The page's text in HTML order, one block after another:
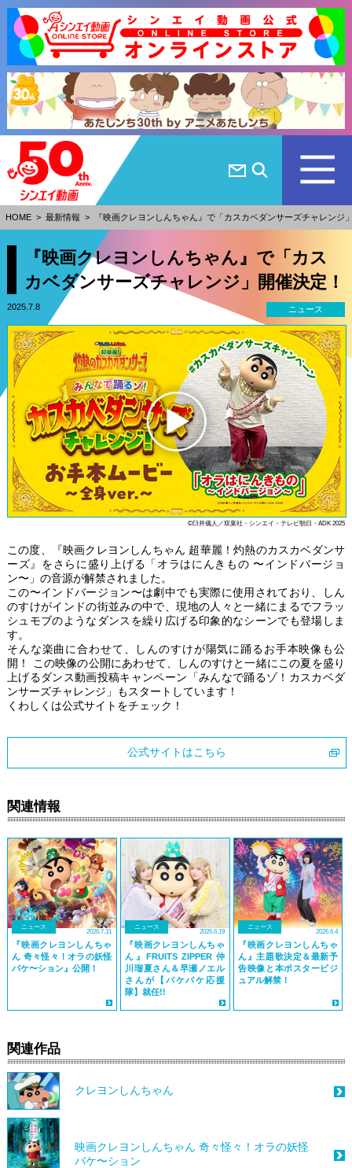
HOME > 最新情報 > 『映画クレヨンしんちゃん』で「カスカベダンサーズチャレンジ
『映画クレヨンしんちゃん』で「カス
カベダンサーズチャレンジ」開催決定！
2025.7.8 ニュース
©臼井儀人／双葉社・シンエイ・テレビ朝日・ADK 2025
この度、『映画クレヨンしんちゃん 超華麗！灼熱のカスカベダンサ
ーズ』をさらに盛り上げる「オラはにんきもの 〜インドバージョ
ン〜」の音源が解禁されました。
この〜インドバージョン〜は劇中でも実際に使用されており、しん
のすけがインドの街並みの中で、現地の人々と一緒にまるでフラッ
シュモブのようなダンスを繰り広げる印象的なシーンでも登場しま
す。
そんな楽曲に合わせて、しんのすけが陽気に踊るお手本映像も公
開！ この映像の公開にあわせて、しんのすけと一緒にこの夏を盛り
上げるダンス動画投稿キャンペーン「みんなで踊るゾ！カスカベダ
ンサーズチャレンジ」もスタートしています！
くわしくは公式サイトをチェック！
公式サイトはこちら
関連情報
ニュース
2026.7.31
『映画クレヨンしんちゃ
ん 奇々怪々！オラの妖怪
バケ〜ション』公開！
ニュース
2026.6.19
『映画クレヨンしんちゃ
ん』FRUITS ZIPPER 仲
川瑠夏さん＆早瀬ノエル
さんが【バケバケ応援
隊】就任!!
ニュース
2026.6.4
『映画クレヨンしんちゃ
ん』主題歌決定＆最新予
告映像と本ポスタービジ
ュアル解禁！
関連作品
クレヨンしんちゃん
映画クレヨンしんちゃん 奇々怪々！オラの妖怪
バケ〜ション